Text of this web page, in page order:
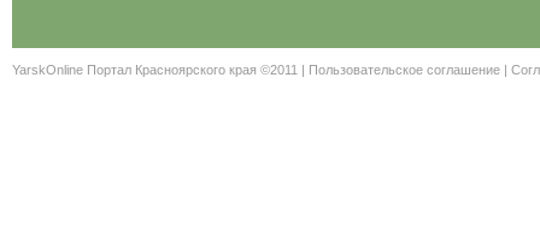
YarskOnline Портал Красноярского края ©2011 | Пользовательское соглашение |